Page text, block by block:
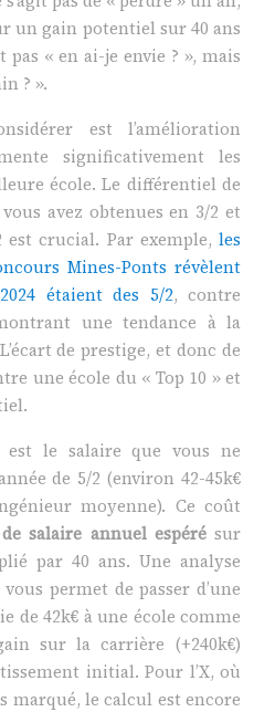
un gain potentiel sur 40 ans
pas « en ai-je envie ? », mais
? ».
est l’amélioration
significativement les
école. Le différentiel de
avez obtenues en 3/2 et
est crucial. Par exemple, les
Mines-Ponts révèlent
étaient des 5/2, contre
une tendance à la
de prestige, et donc de
une école du « Top 10 » et
le salaire que vous ne
de 5/2 (environ 42-45k€
moyenne). Ce coût
salaire annuel espérésur
par 40 ans. Une analyse
permet de passer d’une
de 42k€ à une école comme
sur la carrière (+240k€)
initial. Pour l’X, où
marqué, le calcul est encore